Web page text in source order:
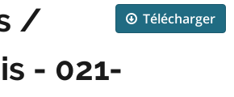
Télécharger
/
- 021-